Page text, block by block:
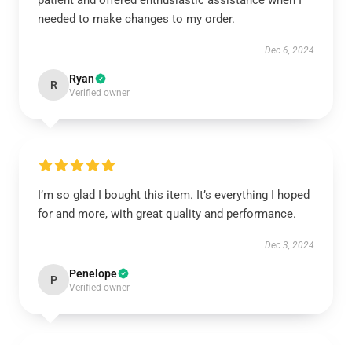
needed to make changes to my order.
Dec 6, 2024
R Ryan
Verified owner
I’m so glad I bought this item. It’s everything I hoped
for and more, with great quality and performance.
Dec 3, 2024
P Penelope
Verified owner